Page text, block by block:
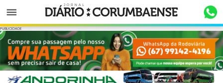
Menu
PUBLICIDADE